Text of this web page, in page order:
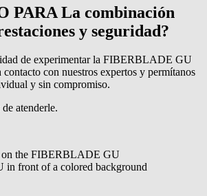
PARA La combinación
y seguridad?
de experimentar la FIBERBLADE GU
contacto con nuestros expertos y permítanos
y sin compromiso.
atenderle.